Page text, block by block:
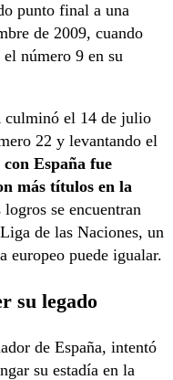
punto final a una
de 2009, cuando
número 9 en su
culminó el 14 de julio
22 y levantando el
España fue
más títulos en la
logros se encuentran
de las Naciones, un
europeo puede igualar.
su legado
de España, intentó
su estadía en la